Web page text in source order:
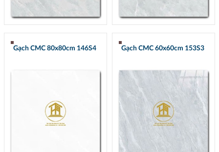
Gạch CMC 80x80cm 146S4 Gạch CMC 60x60cm 153S3